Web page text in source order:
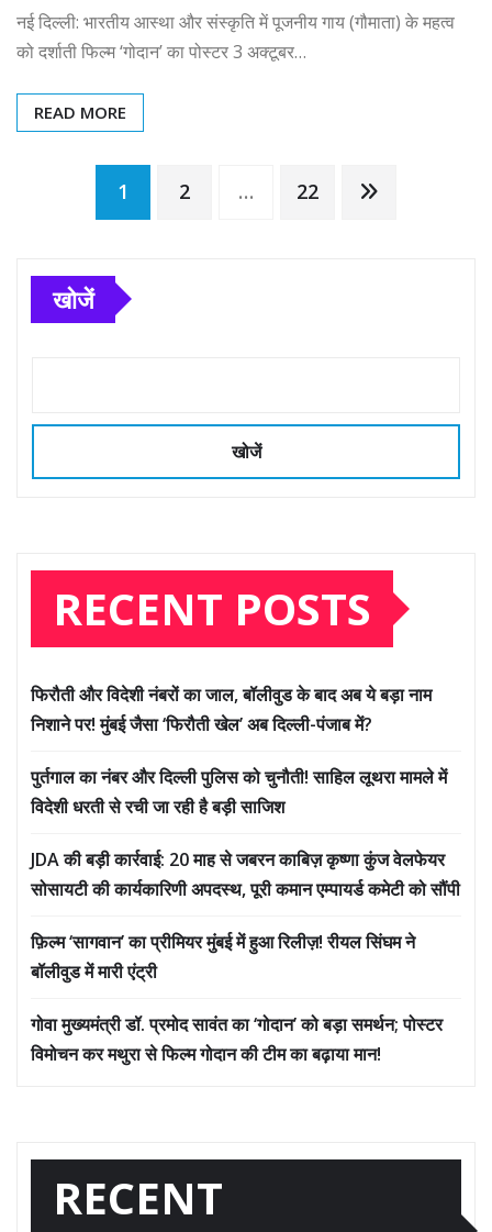
नई दिल्ली: भारतीय आस्था और संस्कृति में पूजनीय गाय (गौमाता) के महत्व
को दर्शाती फिल्म ‘गोदान’ का पोस्टर 3 अक्टूबर…
READ MORE
Posts
pagination
1 2 … 22
खोजें
खोजें
RECENT POSTS
फिरौती और विदेशी नंबरों का जाल, बॉलीवुड के बाद अब ये बड़ा नाम
निशाने पर! मुंबई जैसा ‘फिरौती खेल’ अब दिल्ली-पंजाब में?
पुर्तगाल का नंबर और दिल्ली पुलिस को चुनौती! साहिल लूथरा मामले में
विदेशी धरती से रची जा रही है बड़ी साजिश
JDA की बड़ी कार्रवाई: 20 माह से जबरन काबिज़ कृष्णा कुंज वेलफेयर
सोसायटी की कार्यकारिणी अपदस्थ, पूरी कमान एम्पायर्ड कमेटी को सौंपी
फ़िल्म ‘सागवान’ का प्रीमियर मुंबई में हुआ रिलीज़! रीयल सिंघम ने
बॉलीवुड में मारी एंट्री
गोवा मुख्यमंत्री डॉ. प्रमोद सावंत का ‘गोदान’ को बड़ा समर्थन; पोस्टर
विमोचन कर मथुरा से फिल्म गोदान की टीम का बढ़ाया मान!
RECENT